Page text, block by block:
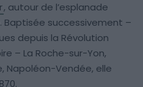
, autour de l’esplanade
Baptisée successivement –
depuis la Révolution
– La Roche-sur-Yon,
Napoléon-Vendée, elle